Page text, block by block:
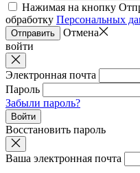
Нажимая на кнопку
обработку Персональных
Отправить
Отмена
войти
Электронная почта
Пароль
Забыли пароль?
Войти
Восстановить пароль
Ваша электронная почта